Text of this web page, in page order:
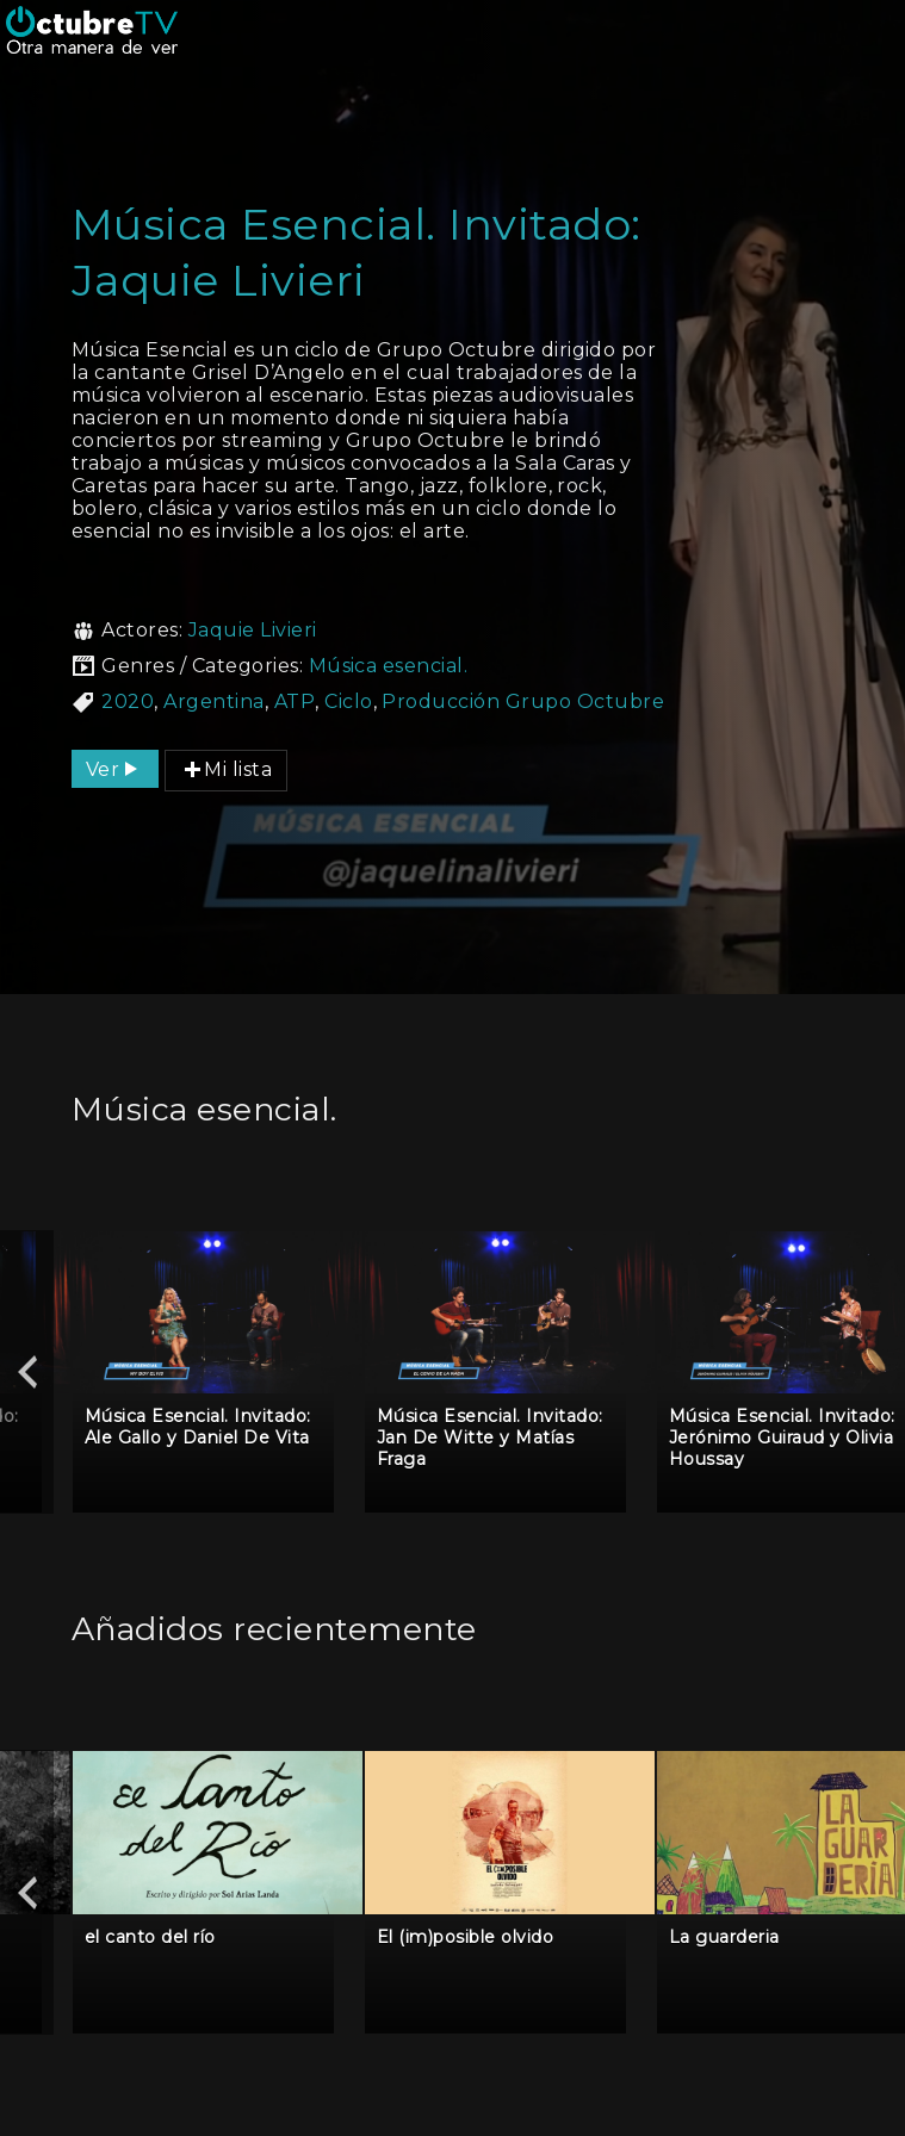
Música Esencial. Invitado:
Jaquie Livieri
Música Esencial es un ciclo de Grupo Octubre dirigido por
la cantante Grisel D’Angelo en el cual trabajadores de la
música volvieron al escenario. Estas piezas audiovisuales
nacieron en un momento donde ni siquiera había
conciertos por streaming y Grupo Octubre le brindó
trabajo a músicas y músicos convocados a la Sala Caras y
Caretas para hacer su arte. Tango, jazz, folklore, rock,
bolero, clásica y varios estilos más en un ciclo donde lo
esencial no es invisible a los ojos: el arte.
Actores:Jaquie Livieri
Genres / Categories: Música esencial.
2020,Argentina, ATP, Ciclo, Producción Grupo Octubre
Ver Mi lista
Música esencial.
Música Esencial. Invitado:
Ale Gallo y Daniel De Vita
Música Esencial. Invitado:
Jan De Witte y Matías
Fraga
Música Esencial. Invitado:
Jerónimo Guiraud y Olivia
Houssay
Añadidos recientemente
el canto del río El (im)posible olvido La guarderia